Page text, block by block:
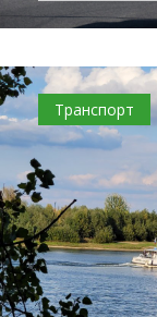
Транспорт